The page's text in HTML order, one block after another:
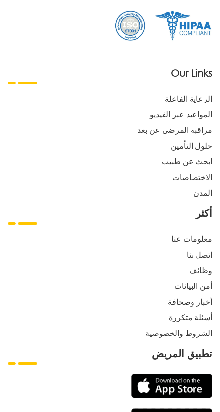
Our Links
الرعاية الفاعلة
المواعيد عبر الفيديو
مراقبة المرضى عن بعد
حلول التأمين
ابحث عن طبيب
الاختصاصات
المدن
أكثر
معلومات عنا
اتصل بنا
وظائف
أمن البيانات
أخبار وصحافة
أسئلة متكررة
الشروط والخصوصية
تطبيق المريض